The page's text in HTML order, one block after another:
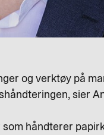
og verktøy på
sier
håndterer